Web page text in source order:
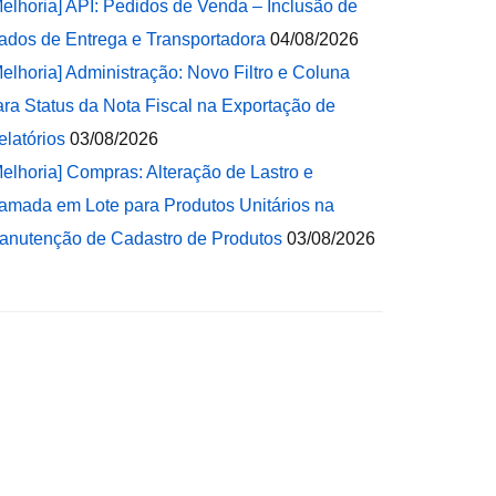
API: Pedidos de Venda – Inclusão de
de Entrega e Transportadora 04/08/2026
Administração: Novo Filtro e Coluna
Status da Nota Fiscal na Exportação de
03/08/2026
Compras: Alteração de Lastro e
em Lote para Produtos Unitários na
de Cadastro de Produtos 03/08/2026